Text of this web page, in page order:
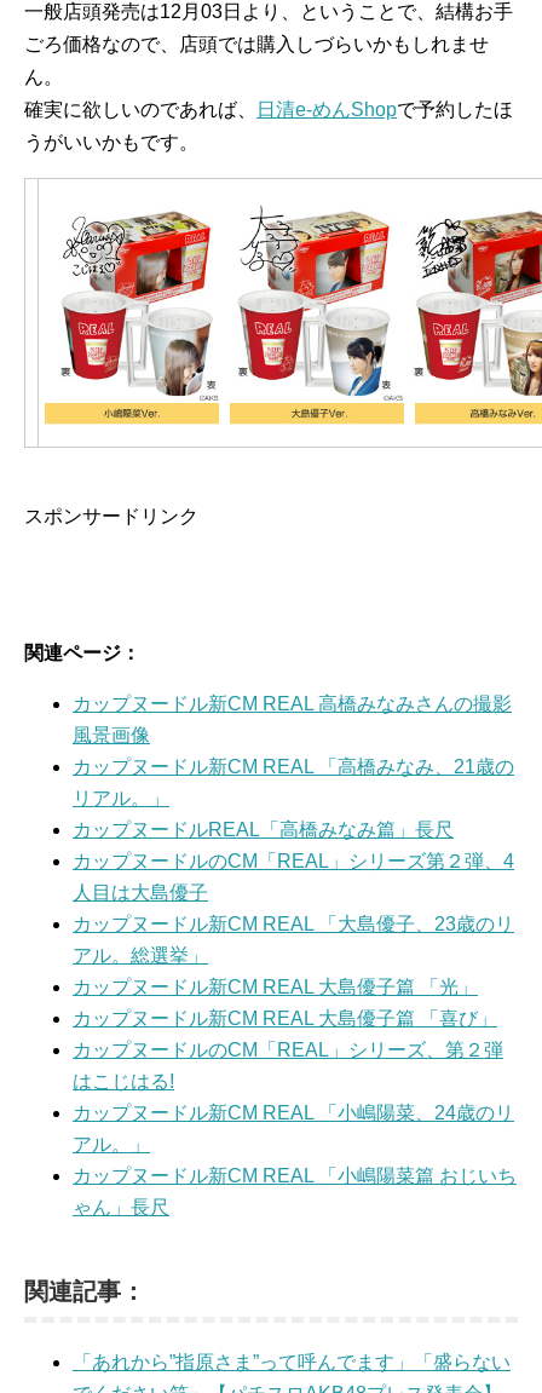
一般店頭発売は12月03日より、ということで、結構お手
ごろ価格なので、店頭では購入しづらいかもしれませ
ん。
確実に欲しいのであれば、
日清e-めんShopで予約したほ
うがいいかもです。
スポンサードリンク
関連ページ：
カップヌードル新CM REAL 高橋みなみさんの撮影
風景画像
カップヌードル新CM REAL 「高橋みなみ、21歳の
リアル。」
カップヌードルREAL「高橋みなみ篇」長尺
カップヌードルのCM「REAL」シリーズ第２弾、4
人目は大島優子
カップヌードル新CM REAL 「大島優子、23歳のリ
アル。総選挙」
カップヌードル新CM REAL 大島優子篇 「光」
カップヌードル新CM REAL 大島優子篇 「喜び」
カップヌードルのCM「REAL」シリーズ、第２弾
はこじはる!
カップヌードル新CM REAL 「小嶋陽菜、24歳のリ
アル。」
カップヌードル新CM REAL 「小嶋陽菜篇 おじいち
ゃん」長尺
関連記事：
「あれから”指原さま”って呼んでます」「盛らない